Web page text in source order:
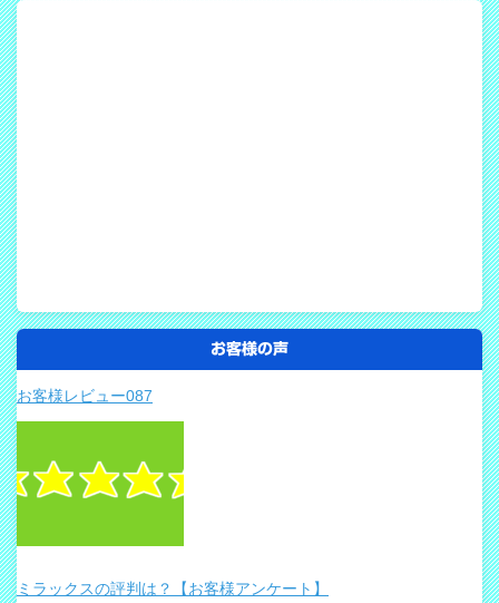
お客様の声
お客様レビュー087
ミラックスの評判は？【お客様アンケート】